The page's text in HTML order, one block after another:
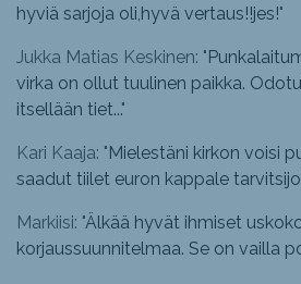
hyviä sarjoja oli,hyvä vertaus!!jes!"
Jukka Matias Keskinen: "
virka on ollut tuulinen paikka.
itsellään tiet..."
Kari Kaaja: "Mielestäni kirkon voisi
saadut tiilet euron kappale
Markiisi: "Älkää hyvät ihmiset
korjaussuunnitelmaa. Se on vailla